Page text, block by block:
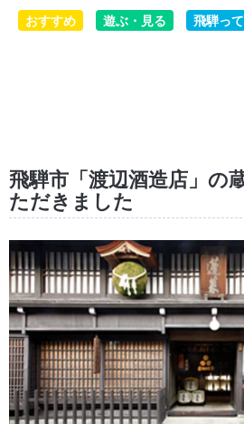
おすすめ 遊ぶ・見る 飛騨っ
飛騨市「渡辺酒造店」の
ただきました